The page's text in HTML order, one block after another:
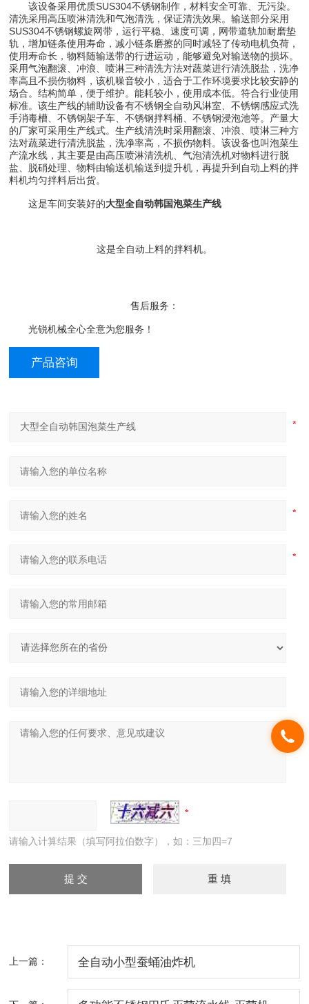
该设备采用优质SUS304不锈钢制作，材料安全可靠、无污染。
清洗采用高压喷淋清洗和气泡清洗，保证清洗效果。输送部分采用
SUS304不锈钢螺旋网带，运行平稳、速度可调，网带道轨加耐磨垫
轨，增加链条使用寿命，减小链条磨擦的同时减轻了传动电机负荷，
使用寿命长，物料随输送带的行进运动，能够避免对输送物的损坏。
采用气泡翻滚、冲浪、喷淋三种清洗方法对蔬菜进行清洗脱盐，洗净
率高且不损伤物料，该机噪音较小，适合于工作环境要求比较安静的
场合。结构简单，便于维护。能耗较小，使用成本低。符合行业使用
标准。该生产线的辅助设备有不锈钢全自动风淋室、不锈钢感应式洗
手消毒槽、不锈钢架子车、不锈钢拌料桶、不锈钢浸泡池等。产量大
的厂家可采用生产线式。生产线清洗时采用翻滚、冲浪、喷淋三种方
法对蔬菜进行清洗脱盐，洗净率高，不损伤物料。该设备也叫泡菜生
产流水线，其主要是由高压喷淋清洗机、气泡清洗机对物料进行脱
盐、脱硝处理、物料由输送机输送到提升机，再提升到自动上料的拌
料机均匀拌料后出货。
这是车间安装好的大型全自动韩国泡菜生产线
这是全自动上料的拌料机。
售后服务：
光锐机械全心全意为您服务！
产品咨询
请输入计算结果（填写阿拉伯数字），如：三加四=7
上一篇： 全自动小型蚕蛹油炸机